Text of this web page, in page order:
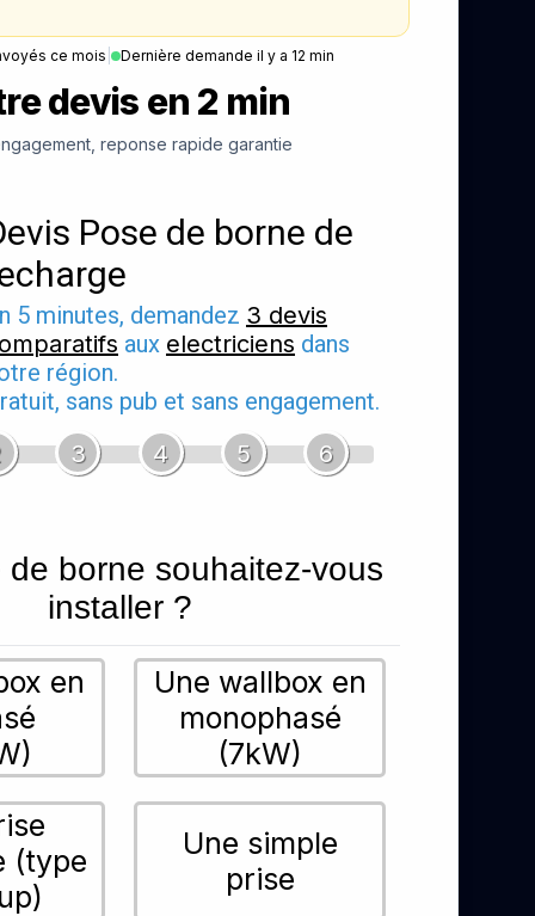
ce mois Dernière demande il y a 12 min
devis en 2 min
reponse rapide garantie
Pose de borne de
5 minutes, demandez 3 devis
aux electriciens dans
région.
sans pub et sans engagement.
3 4 5 6
de borne souhaitez-vous
installer ?
en
Une wallbox en
monophasé
(7kW)
(type
Une simple
prise